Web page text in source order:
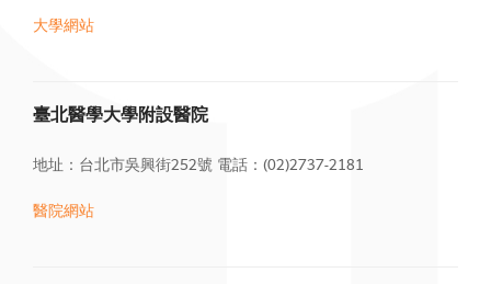
大學網站
臺北醫學大學附設醫院
地址：台北市吳興街252號 電話：(02)2737-2181
醫院網站